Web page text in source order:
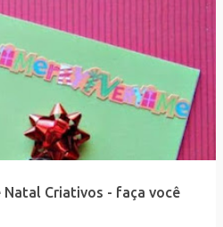
Natal Criativos - faça você